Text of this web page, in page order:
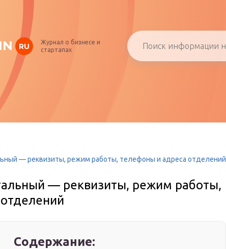
RU
Журнал о бизнесе и
стартапах
— реквизиты, режим работы, телефоны и адреса отделений
— реквизиты, режим работы,
Содержание: